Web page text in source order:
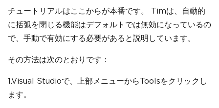
チュートリアルはここからが本番です。 Timは、自動的
に括弧を閉じる機能はデフォルトでは無効になっているの
で、手動で有効にする必要があると説明しています。
その方法は次のとおりです：
1.Visual Studioで、上部メニューからToolsをクリックし
ます。